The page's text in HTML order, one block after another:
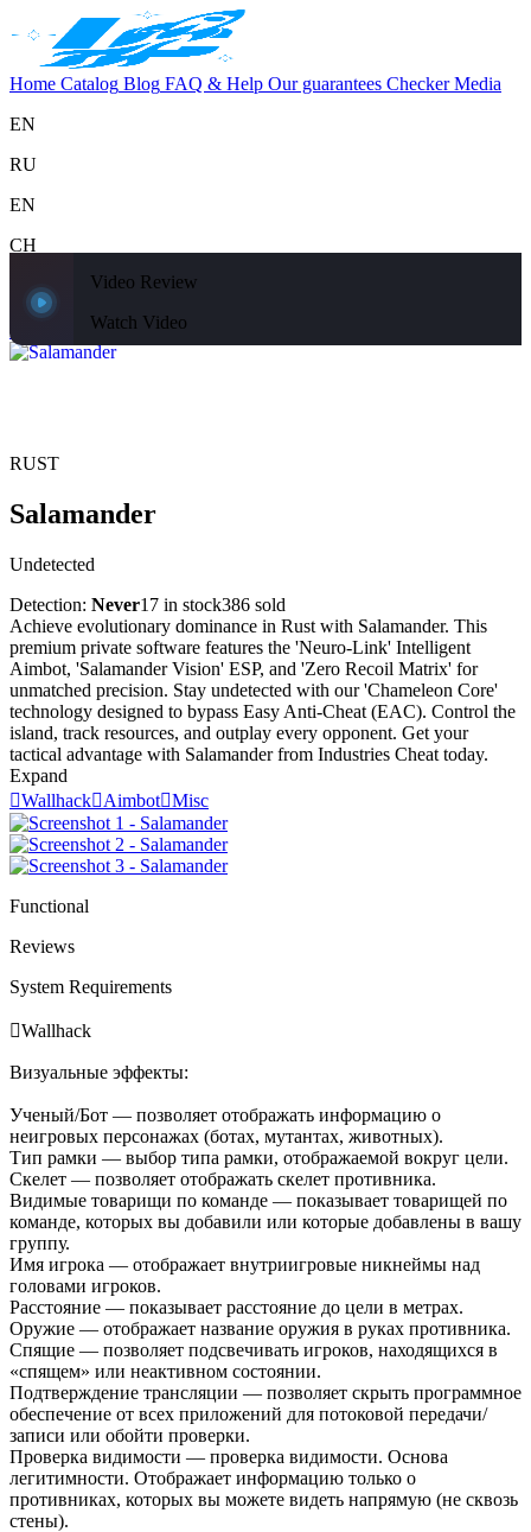
Home Catalog Blog FAQ & Help Our guarantees Checker Media
EN
RU
EN
CH
Support
Home
Home
CatalogRUSTSalamander
Video Review
Watch Video
RUST
Salamander
Undetected
Detection: Never17 in stock386 sold
Achieve evolutionary dominance in Rust with Salamander. This
premium private software features the 'Neuro-Link' Intelligent
Aimbot, 'Salamander Vision' ESP, and 'Zero Recoil Matrix' for
unmatched precision. Stay undetected with our 'Chameleon Core'
technology designed to bypass Easy Anti-Cheat (EAC). Control the
island, track resources, and outplay every opponent. Get your
tactical advantage with Salamander from Industries Cheat today.
Expand
WallhackAimbotMisc
Functional
Reviews
System Requirements
Wallhack
Визуальные эффекты:
Ученый/Бот — позволяет отображать информацию о
неигровых персонажах (ботах, мутантах, животных).
Тип рамки — выбор типа рамки, отображаемой вокруг цели.
Скелет — позволяет отображать скелет противника.
Видимые товарищи по команде — показывает товарищей по
команде, которых вы добавили или которые добавлены в вашу
группу.
Имя игрока — отображает внутриигровые никнеймы над
головами игроков.
Расстояние — показывает расстояние до цели в метрах.
Оружие — отображает название оружия в руках противника.
Спящие — позволяет подсвечивать игроков, находящихся в
«спящем» или неактивном состоянии.
Подтверждение трансляции — позволяет скрыть программное
обеспечение от всех приложений для потоковой передачи/
записи или обойти проверки.
Проверка видимости — проверка видимости. Основа
легитимности. Отображает информацию только о
противниках, которых вы можете видеть напрямую (не сквозь
стены).